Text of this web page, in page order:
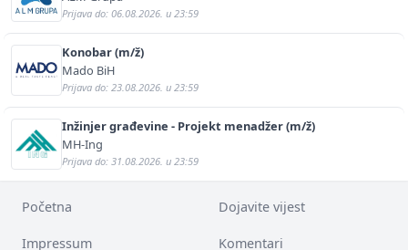
Prijava do: 06.08.2026. u 23:59
Konobar (m/ž)
Mado BiH
Prijava do: 23.08.2026. u 23:59
Inžinjer građevine - Projekt menadžer (m/ž)
MH-Ing
Prijava do: 31.08.2026. u 23:59
Početna Dojavite vijest
Impressum Komentari